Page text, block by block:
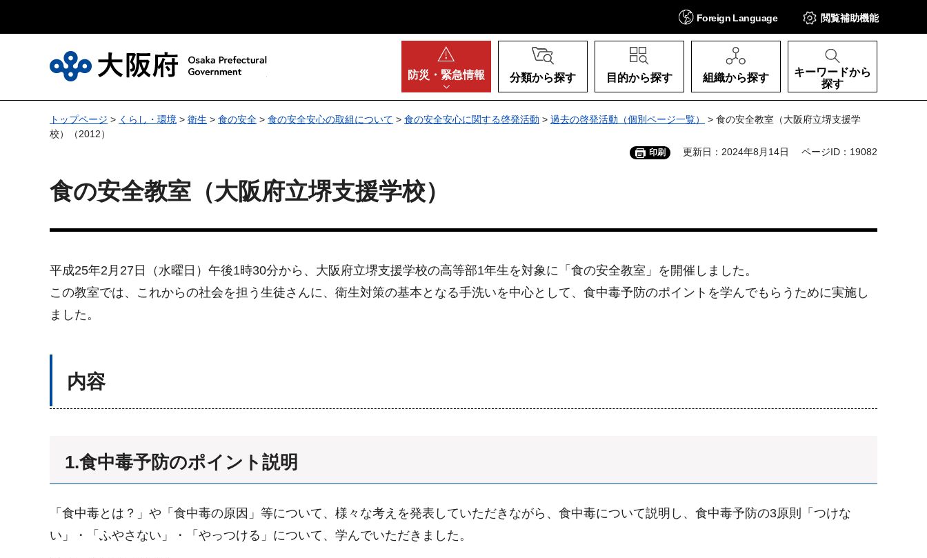
Foreign Language 閲覧補助機能
防災・ 緊急情報 分類から探す 目的から探す 組織から探す
キーワードから
探す
トップページ > くらし・環境 > 衛生 > 食の安全 > 食の安全安心の取組について > 食の安全安心に関する啓発活動 > 過去の啓発活動（個別ページ一覧）
> 食の安全教室（大阪府立堺支援学
校）（2012）
印刷 更新日：2024年8月14日 ページID：19082
食の安全教室（大阪府立堺支援学校）
平成25年2月27日（水曜日）午後1時30分から、大阪府立堺支援学校の高等部1年生を対象に「食の安全教室」を開催しました。
この教室では、これからの社会を担う生徒さんに、衛生対策の基本となる手洗いを中心として、食中毒予防のポイントを学んでもらうために実施し
ました。
内容
1.食中毒予防のポイント説明
「食中毒とは？」や「食中毒の原因」等について、様々な考えを発表していただきながら、食中毒について説明し、食中毒予防の3原則「つけな
い」・「ふやさない」・「やっつける」について、学んでいただきました。